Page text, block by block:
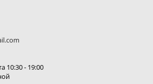
10:30 - 19:00